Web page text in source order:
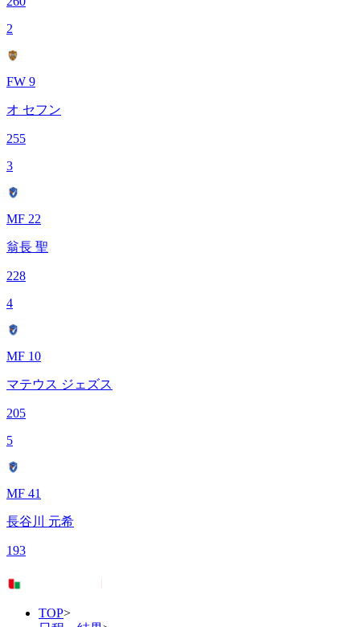
2
FW 9
オ セフン
255
3
MF 22
翁長 聖
228
4
MF 10
マテウス ジェズス
205
5
MF 41
長谷川 元希
193
TOP>